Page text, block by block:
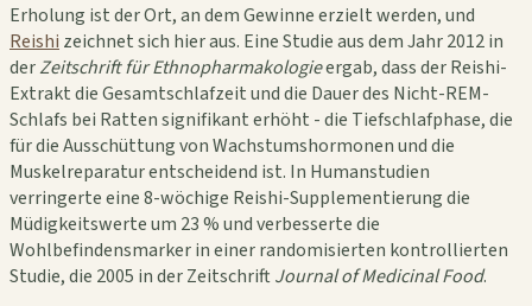
Erholung ist der Ort, an dem Gewinne erzielt werden, und
Reishi zeichnet sich hier aus. Eine Studie aus dem Jahr 2012 in
derZeitschrift für Ethnopharmakologieergab, dass der Reishi-
Extrakt die Gesamtschlafzeit und die Dauer des Nicht-REM-
Schlafs bei Ratten signifikant erhöht - die Tiefschlafphase, die
für die Ausschüttung von Wachstumshormonen und die
Muskelreparatur entscheidend ist. In Humanstudien
verringerte eine 8-wöchige Reishi-Supplementierung die
Müdigkeitswerte um 23 % und verbesserte die
Wohlbefindensmarker in einer randomisierten kontrollierten
Studie, die 2005 in der ZeitschriftJournal of Medicinal Food.